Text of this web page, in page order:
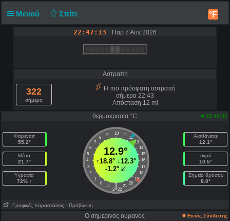
Μενού Σπίτι °F
22:47:13 Παρ 7 Αυγ 2026
Αστραπή
322
σήμερα
Η πιο πρόσφατη αστραπή
σήμερα 22:43
Απόσταση 12 mi
θερμοκρασία °C
22:46:31
Φαρενάιτ
55.2°
Μέσα
21.7°
Υγρασία
72% ↑
10
9 11
8
12
7
13
6
14
5
15
4
16
3
17
2
18
1
19
0
20
-1 21
|
-2 22
12.9°
↑18.8°↓12.3°
-1.2°
Αισθάνεται
12.1°
υγρό
10.5°
Σημείο δρόσου
8.0°
Γραφικές παραστάσεις - Πρόβλεψη
Ο σημερινός ουρανός Εκτός Σύνδεσης